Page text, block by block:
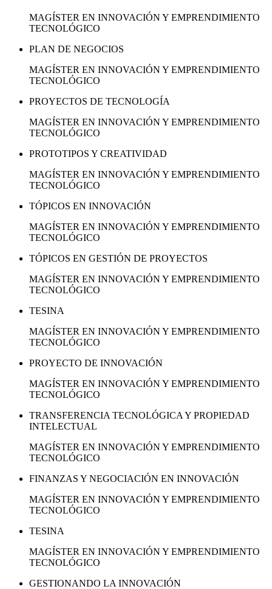
MAGÍSTER EN INNOVACIÓN Y EMPRENDIMIENTO
TECNOLÓGICO
PLAN DE NEGOCIOS
MAGÍSTER EN INNOVACIÓN Y EMPRENDIMIENTO
TECNOLÓGICO
PROYECTOS DE TECNOLOGÍA
MAGÍSTER EN INNOVACIÓN Y EMPRENDIMIENTO
TECNOLÓGICO
PROTOTIPOS Y CREATIVIDAD
MAGÍSTER EN INNOVACIÓN Y EMPRENDIMIENTO
TECNOLÓGICO
TÓPICOS EN INNOVACIÓN
MAGÍSTER EN INNOVACIÓN Y EMPRENDIMIENTO
TECNOLÓGICO
TÓPICOS EN GESTIÓN DE PROYECTOS
MAGÍSTER EN INNOVACIÓN Y EMPRENDIMIENTO
TECNOLÓGICO
TESINA
MAGÍSTER EN INNOVACIÓN Y EMPRENDIMIENTO
TECNOLÓGICO
PROYECTO DE INNOVACIÓN
MAGÍSTER EN INNOVACIÓN Y EMPRENDIMIENTO
TECNOLÓGICO
TRANSFERENCIA TECNOLÓGICA Y PROPIEDAD
INTELECTUAL
MAGÍSTER EN INNOVACIÓN Y EMPRENDIMIENTO
TECNOLÓGICO
FINANZAS Y NEGOCIACIÓN EN INNOVACIÓN
MAGÍSTER EN INNOVACIÓN Y EMPRENDIMIENTO
TECNOLÓGICO
TESINA
MAGÍSTER EN INNOVACIÓN Y EMPRENDIMIENTO
TECNOLÓGICO
GESTIONANDO LA INNOVACIÓN